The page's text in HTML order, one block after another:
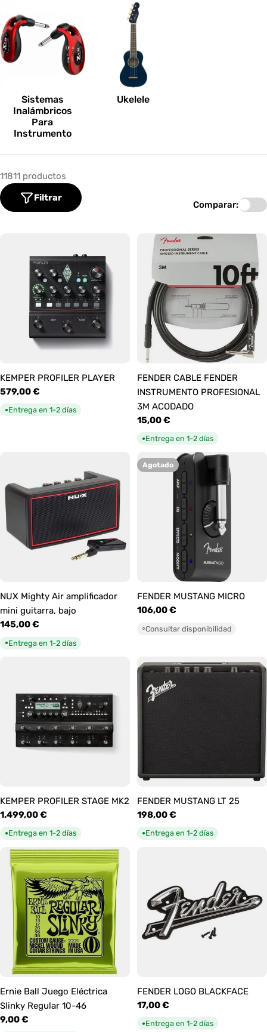
Sistemas
Inalámbricos
Para
Instrumento
Ukelele
11811 productos
Filtrar
Comparar:
KEMPER PROFILER PLAYER
Precio
habitual
579,00 €
●Entrega en 1-2 días
FENDER CABLE FENDER
INSTRUMENTO PROFESIONAL
3M ACODADO
Precio
habitual
15,00 €
●Entrega en 1-2 días
NUX Mighty Air amplificador
mini guitarra, bajo
Precio
habitual
145,00 €
●Entrega en 1-2 días
Agotado
FENDER MUSTANG MICRO
Precio
106,00 €
○Consultar disponibilidad
KEMPER PROFILER STAGE MK2
Precio
habitual
1.499,00 €
●Entrega en 1-2 días
FENDER MUSTANG LT 25
Precio
habitual
198,00 €
●Entrega en 1-2 días
Ernie Ball Juego Eléctrica
Slinky Regular 10-46
Precio
9,00 €
FENDER LOGO BLACKFACE
Precio
habitual
17,00 €
●Entrega en 1-2 días